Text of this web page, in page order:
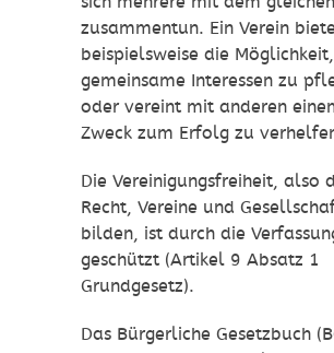
zusammentun. Ein Verein
beispielsweise die Möglichkeit,
gemeinsame Interessen zu
oder vereint mit anderen
Zweck zum Erfolg zu
Die Vereinigungsfreiheit, also
Recht, Vereine und
bilden, ist durch die
geschützt (Artikel 9 Absatz 1
Grundgesetz).
Das Bürgerliche Gesetzbuch